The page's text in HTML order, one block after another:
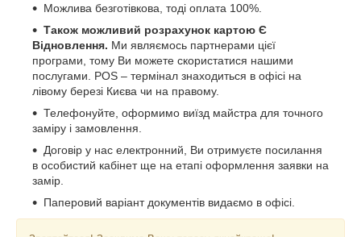
Можлива безготівкова, тоді оплата 100%.
Також можливий розрахунок картою Є
Відновлення. Ми являємось партнерами цієї
програми, тому Ви можете скористатися нашими
послугами. POS – термінал знаходиться в офісі на
лівому березі Києва чи на правому.
Телефонуйте, оформимо виїзд майстра для точного
заміру і замовлення.
Договір у нас електронний, Ви отримуєте посилання
в особистий кабінет ще на етапі оформлення заявки на
замір.
Паперовий варіант документів видаємо в офісі.